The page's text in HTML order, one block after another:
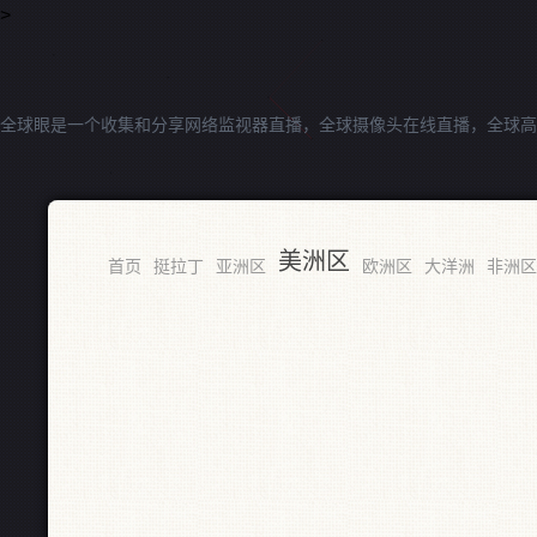
>
全球眼是一个收集和分享网络监视器直播，全球摄像头在线直播，全球
首页 挺拉丁 亚洲区 美洲区 欧洲区 大洋洲 非洲区